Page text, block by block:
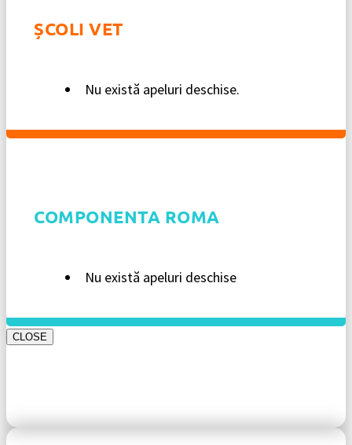
ȘCOLI VET
Nu există apeluri deschise.
COMPONENTA ROMA
Nu există apeluri deschise
CLOSE